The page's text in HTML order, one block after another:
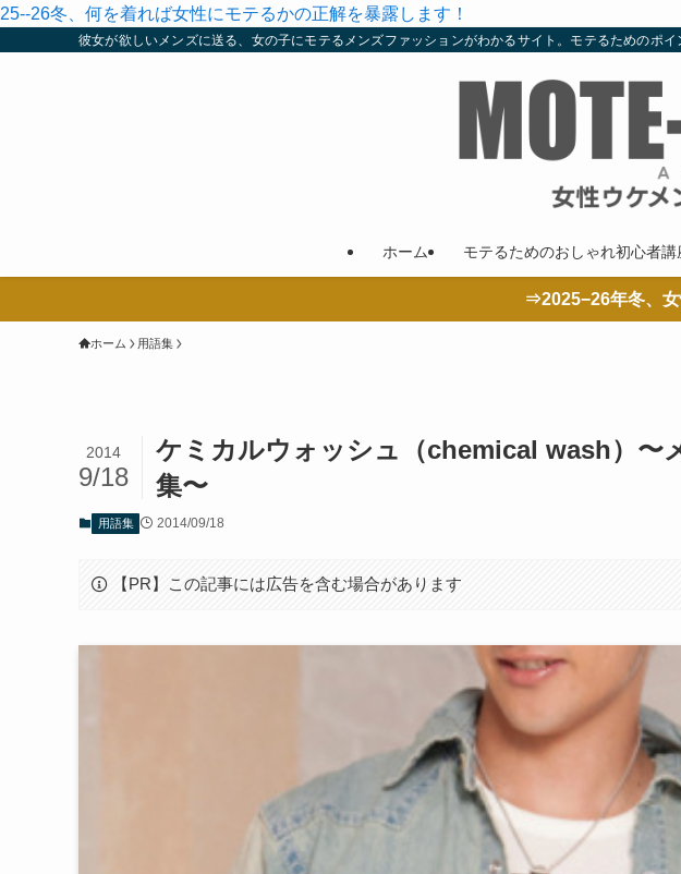
25--26冬、何を着れば女性にモテるかの正解を暴露します！
彼女が欲しいメンズに送る、女の子にモテるメンズファッションがわかるサイト。モテるためのポ
ホーム モテるためのおしゃれ初心者講
⇒2025−26年冬、女
ホーム 用語集
ケミカルウォッシュ（chemical wash）〜
集〜
2014
9/18
用語集 2014/09/18
【PR】この記事には広告を含む場合があります